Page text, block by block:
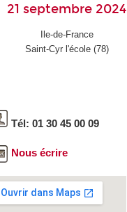
21 septembre 2024
Ile-de-France
Saint-Cyr l'école (78)
Tél: 01 30 45 00 09
Nous écrire